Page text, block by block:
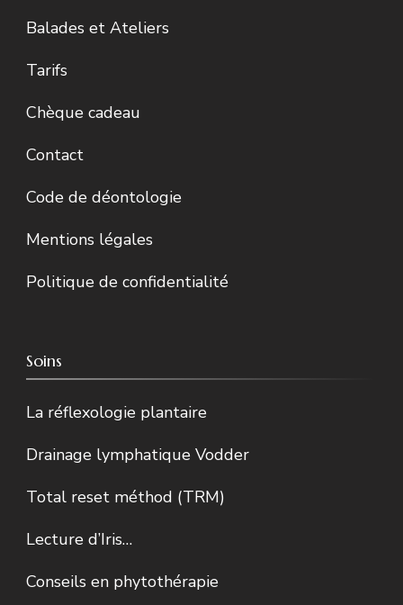
Balades et Ateliers
Tarifs
Chèque cadeau
Contact
Code de déontologie
Mentions légales
Politique de confidentialité
Soins
La réflexologie plantaire
Drainage lymphatique Vodder
Total reset méthod (TRM)
Lecture d’Iris…
Conseils en phytothérapie